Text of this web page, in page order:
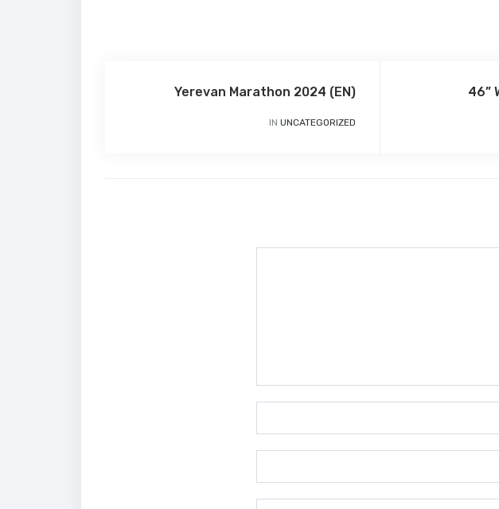
(EN) Yerevan Marathon 2024
IN UNCATEGORIZED